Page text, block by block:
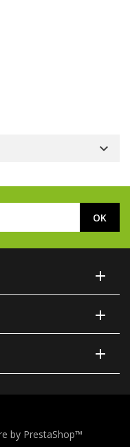




by PrestaShop™